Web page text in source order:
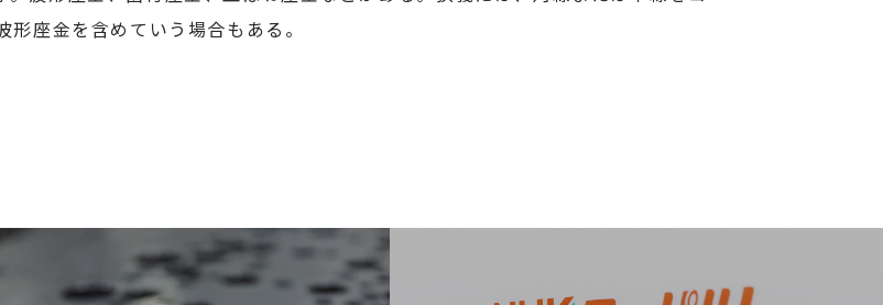
座金を含めていう場合もある。